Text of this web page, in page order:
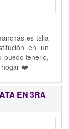
es talla
en un
puedo tenerlo,
hogar ❤️
EN 3RA